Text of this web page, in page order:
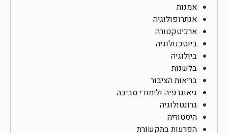
אמנות
אנתרופולוגיה
ארכיטקטורה
ביוטכנולוגיה
ביולוגיה
בלשנות
בריאות הציבור
גיאוגרפיה ולימודי סביבה
גרונטולוגיה
היסטוריה
הפרעות בתקשורת